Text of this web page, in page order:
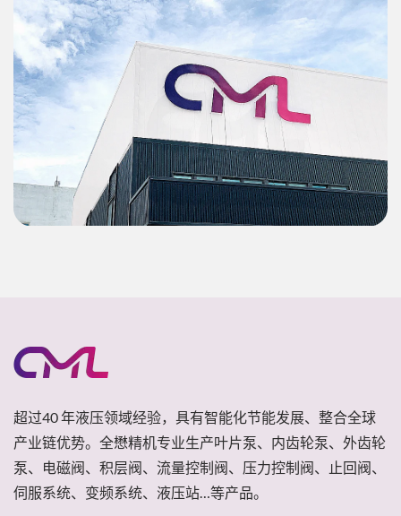
超过40 年液压领域经验，具有智能化节能发展、整合全球
产业链优势。全懋精机专业生产叶片泵、内齿轮泵、外齿轮
泵、电磁阀、积层阀、流量控制阀、压力控制阀、止回阀、
伺服系统、变频系统、液压站…等产品。